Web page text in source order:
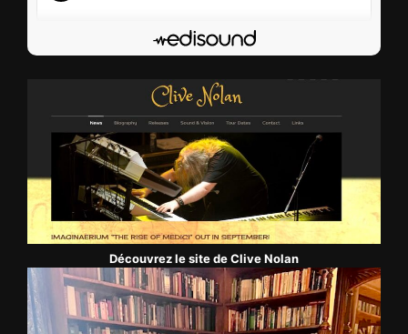
Flux RSS
Partager l'épisode
Facebook X LinkedIn
Lien de l'épisode
Découvrez le site de Clive Nolan